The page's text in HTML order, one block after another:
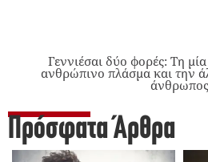
Γεννιέσαι δύο φορές: Tη
ανθρώπινο πλάσμα και την
άνθρωπος
Πρόσφατα Άρθρα